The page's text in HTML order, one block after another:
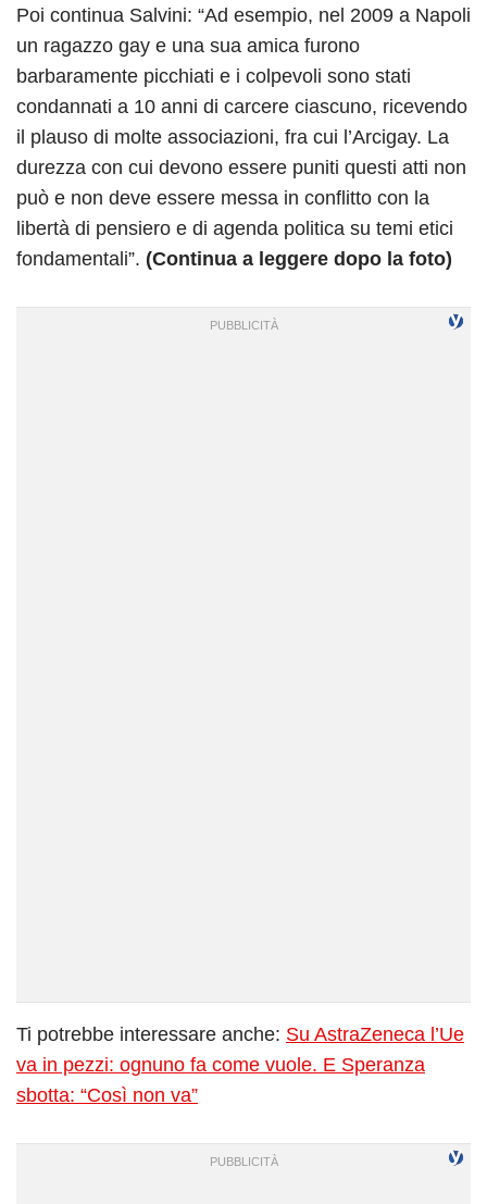
Poi continua Salvini: “Ad esempio, nel 2009 a Napoli
un ragazzo gay e una sua amica furono
barbaramente picchiati e i colpevoli sono stati
condannati a 10 anni di carcere ciascuno, ricevendo
il plauso di molte associazioni, fra cui l’Arcigay. La
durezza con cui devono essere puniti questi atti non
può e non deve essere messa in conflitto con la
libertà di pensiero e di agenda politica su temi etici
fondamentali”. (Continua a leggere dopo la foto)
Ti potrebbe interessare anche: Su AstraZeneca l’Ue
va in pezzi: ognuno fa come vuole. E Speranza
sbotta: “Così non va”